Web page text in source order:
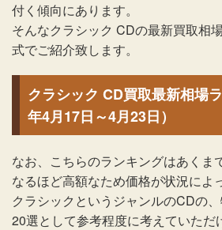
付く傾向にあります。
そんなクラシック CDの最新買取相
式でご紹介致します。
クラシック CD買取最新相場
年4月17日～4月23日）
なお、こちらのランキングはあくま
なるほど高額なため価格が状況によ
クラシックというジャンルのCDの
20選として参考程度に考えていただ